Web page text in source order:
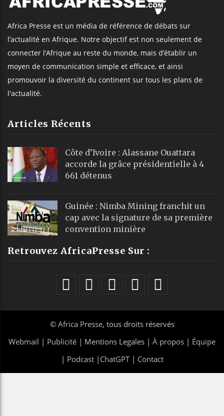
Africa Presse est un média de référence de débats sur
l’actualité en Afrique. Notre objectif est non seulement de
connecter l’Afrique au reste du monde, mais d’établir un
moyen de communication simple et efficace, et ainsi
promouvoir la diversité du continent sur tous les plans de
l'actualité.
Articles Récents
Côte d’Ivoire : Alassane Ouattara
accorde la grâce présidentielle à 4
661 détenus
Guinée : Nimba Mining franchit un
cap avec la signature de sa première
convention minière
Retrouvez AfricaPresse Sur :
© Africa Presse, tous droits réservés
Webmail | Publicité | Mentions Legales | À propos | Équipe
| Podcast| ChatGPT| Contact